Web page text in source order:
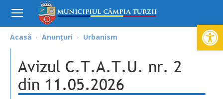
Deschide
Acasă Anunțuri Urbanism
Avizul C.T.A.T.U. nr. 2
din 11.05.2026